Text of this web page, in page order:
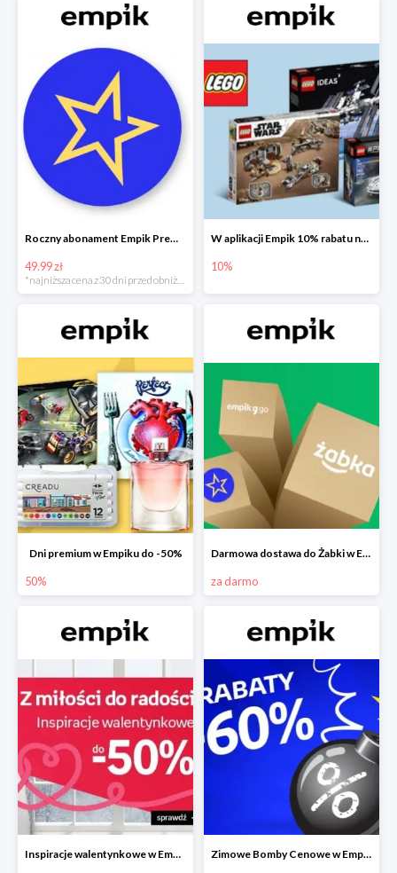
Roczny abonament Empik Premium w super cenie
49.99 zł
*najniższa cena z 30 dni przed obniżką
W aplikacji Empik 10% rabatu na klocki LEGO
10%
Dni premium w Empiku do -50%
50%
Darmowa dostawa do Żabki w Empiku
za darmo
Inspiracje walentynkowe w Empiku do -50% Zimowe Bomby Cenowe w Empiku do -60%